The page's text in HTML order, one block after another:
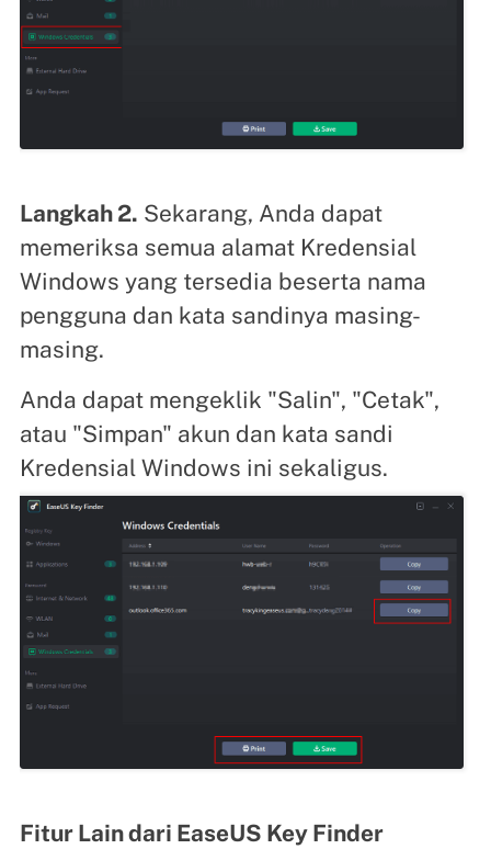
Langkah 2. Sekarang, Anda dapat
memeriksa semua alamat Kredensial
Windows yang tersedia beserta nama
pengguna dan kata sandinya masing-
masing.
Anda dapat mengeklik "Salin", "Cetak",
atau "Simpan" akun dan kata sandi
Kredensial Windows ini sekaligus.
Fitur Lain dari EaseUS Key Finder